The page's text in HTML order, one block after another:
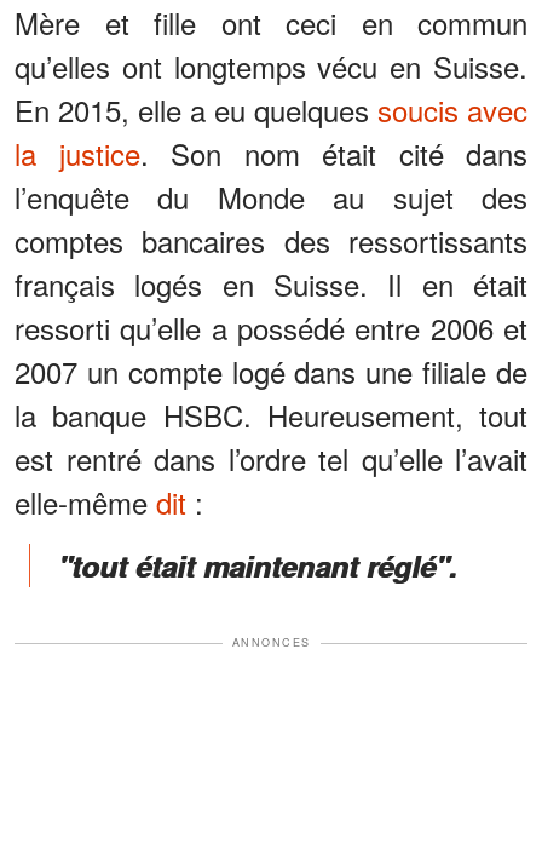
Mère et fille ont ceci en commun
qu’elles ont longtemps vécu en Suisse.
En 2015, elle a eu quelques soucis avec
la justice. Son nom était cité dans
l’enquête du Monde au sujet des
comptes bancaires des ressortissants
français logés en Suisse. Il en était
ressorti qu’elle a possédé entre 2006 et
2007 un compte logé dans une filiale de
la banque HSBC. Heureusement, tout
est rentré dans l’ordre tel qu’elle l’avait
elle-même dit :
"tout était maintenant réglé".
ANNONCES